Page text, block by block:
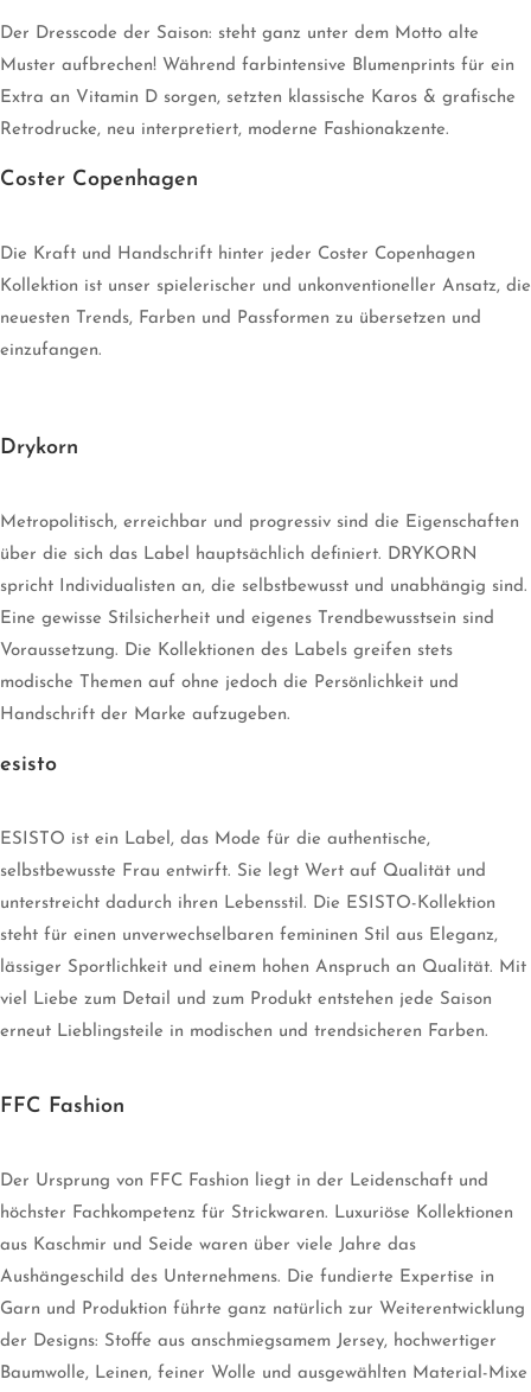
Der Dresscode der Saison: steht ganz unter dem Motto alte
Muster aufbrechen! Während farbintensive Blumenprints für ein
Extra an Vitamin D sorgen, setzten klassische Karos & grafische
Retrodrucke, neu interpretiert, moderne Fashionakzente.
Coster Copenhagen
Die Kraft und Handschrift hinter jeder Coster Copenhagen
Kollektion ist unser spielerischer und unkonventioneller Ansatz, die
neuesten Trends, Farben und Passformen zu übersetzen und
einzufangen.
Drykorn
Metropolitisch, erreichbar und progressiv sind die Eigenschaften
über die sich das Label hauptsächlich definiert. DRYKORN
spricht Individualisten an, die selbstbewusst und unabhängig sind.
Eine gewisse Stilsicherheit und eigenes Trendbewusstsein sind
Voraussetzung. Die Kollektionen des Labels greifen stets
modische Themen auf ohne jedoch die Persönlichkeit und
Handschrift der Marke aufzugeben.
esisto
ESISTO ist ein Label, das Mode für die authentische,
selbstbewusste Frau entwirft. Sie legt Wert auf Qualität und
unterstreicht dadurch ihren Lebensstil. Die ESISTO-Kollektion
steht für einen unverwechselbaren femininen Stil aus Eleganz,
lässiger Sportlichkeit und einem hohen Anspruch an Qualität. Mit
viel Liebe zum Detail und zum Produkt entstehen jede Saison
erneut Lieblingsteile in modischen und trendsicheren Farben.
FFC Fashion
Der Ursprung von FFC Fashion liegt in der Leidenschaft und
höchster Fachkompetenz für Strickwaren. Luxuriöse Kollektionen
aus Kaschmir und Seide waren über viele Jahre das
Aushängeschild des Unternehmens. Die fundierte Expertise in
Garn und Produktion führte ganz natürlich zur Weiterentwicklung
der Designs: Stoffe aus anschmiegsamem Jersey, hochwertiger
Baumwolle, Leinen, feiner Wolle und ausgewählten Material-Mixe